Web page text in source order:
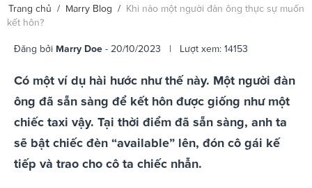
Trang chủ / Marry Blog / Khi nào một người đàn ông thực sự muốn
kết hôn?
Đăng bởi Marry Doe - 20/10/2023 | Lượt xem: 14153
Có một ví dụ hài hước như thế này. Một người đàn
ông đã sẵn sàng để kết hôn được giống như một
chiếc taxi vậy. Tại thời điểm đã sẵn sàng, anh ta
sẽ bật chiếc đèn “available” lên, đón cô gái kế
tiếp và trao cho cô ta chiếc nhẫn.